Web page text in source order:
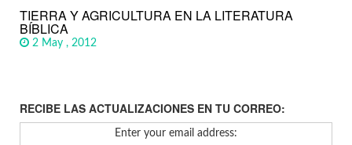
TIERRA Y AGRICULTURA EN LA LITERATURA
BÍBLICA
2 May , 2012
RECIBE LAS ACTUALIZACIONES EN TU CORREO:
Enter your email address: